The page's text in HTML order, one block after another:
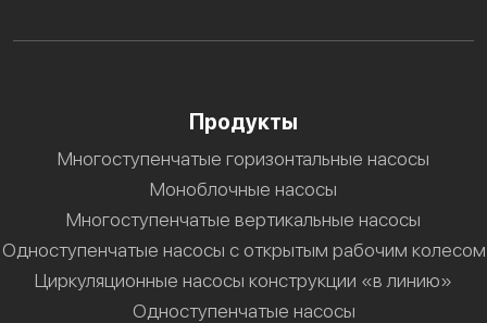
Продукты
Многоступенчатые горизонтальные насосы
Моноблочные насосы
Многоступенчатые вертикальные насосы
Одноступенчатые насосы с открытым рабочим колесом
Циркуляционные насосы конструкции «в линию»
Одноступенчатые насосы